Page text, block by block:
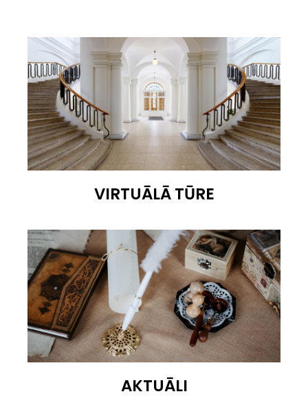
VIRTUĀLĀ TŪRE
AKTUĀLI